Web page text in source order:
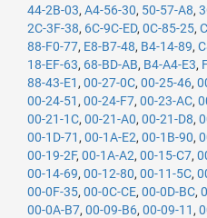
44-2B-03, A4-56-30, 50-57-A8,
2C-3F-38, 6C-9C-ED, 0C-85-25,
88-F0-77, E8-B7-48, B4-14-89,
18-EF-63, 68-BD-AB, B4-A4-E3,
88-43-E1 , 00-27-0C, 00-25-46,
00-24-51 , 00-24-F7, 00-23-AC,
00-21-1C, 00-21-A0, 00-21-D8,
00-1D-71 , 00-1A-E2, 00-1B-90,
00-19-2F, 00-1A-A2, 00-15-C7,
00-14-69, 00-12-80, 00-11-5C,
00-0F-35, 00-0C-CE, 00-0D-BC,
00-0A-B7, 00-09-B6, 00-09-11 ,